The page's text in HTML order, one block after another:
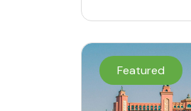
Featured